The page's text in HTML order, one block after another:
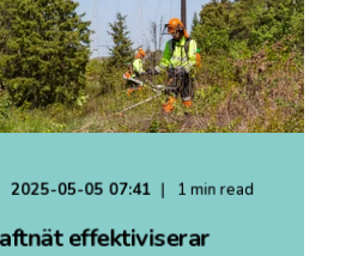
2025-05-05 07:41 1 min read
effektiviserar